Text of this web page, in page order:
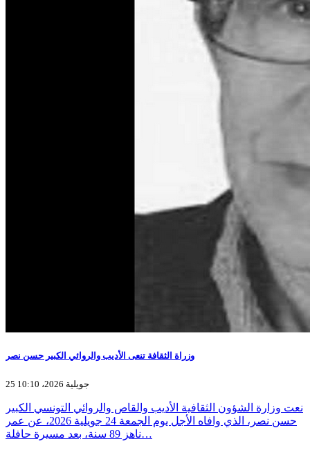
وزراة الثقافة تنعى الأديب والروائي الكبير حسن نصر
25 جويلية 2026، 10:10
نعت وزارة الشؤون الثقافية الأديب والقاص والروائي التونسي الكبير
حسن نصر، الذي وافاه الأجل يوم الجمعة 24 جويلية 2026، عن عمر
ناهز 89 سنة، بعد مسيرة حافلة…